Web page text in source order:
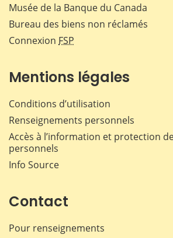
Musée de la Banque du Canada
Bureau des biens non réclamés
Connexion FSP
Mentions légales
Conditions d’utilisation
Renseignements personnels
Accès à l’information et protection
personnels
Info Source
Contact
Pour renseignements